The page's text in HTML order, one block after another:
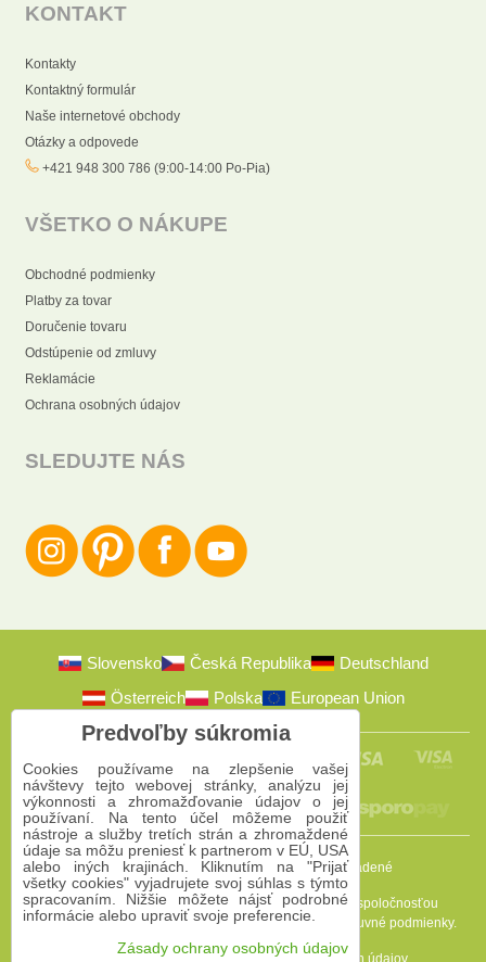
KONTAKT
Kontakty
Kontaktný formulár
Naše internetové obchody
Otázky a odpovede
+421 948 300 786 (9:00-14:00 Po-Pia)
VŠETKO O NÁKUPE
Obchodné podmienky
Platby za tovar
Doručenie tovaru
Odstúpenie od zmluvy
Reklamácie
Ochrana osobných údajov
SLEDUJTE NÁS
Slovensko Česká Republika
Deutschland
Österreich
Polska European Union
2009-2026 © Bomba s.r.o.Všetky práva vyhradené
Táto stránka je chránená programom reCAPTCHA a spoločnosťou
Google. PlatiaPravidlá ochrany osobných údajov Zmluvné podmienky.
Predvoľby súkromia Zásady ochrany osobných údajov
Predvoľby súkromia
Cookies používame na zlepšenie vašej
návštevy tejto webovej stránky, analýzu jej
výkonnosti a zhromažďovanie údajov o jej
používaní. Na tento účel môžeme použiť
nástroje a služby tretích strán a zhromaždené
údaje sa môžu preniesť k partnerom v EÚ, USA
alebo iných krajinách. Kliknutím na "Prijať
všetky cookies" vyjadrujete svoj súhlas s týmto
spracovaním. Nižšie môžete nájsť podrobné
informácie alebo upraviť svoje preferencie.
Zásady ochrany osobných údajov